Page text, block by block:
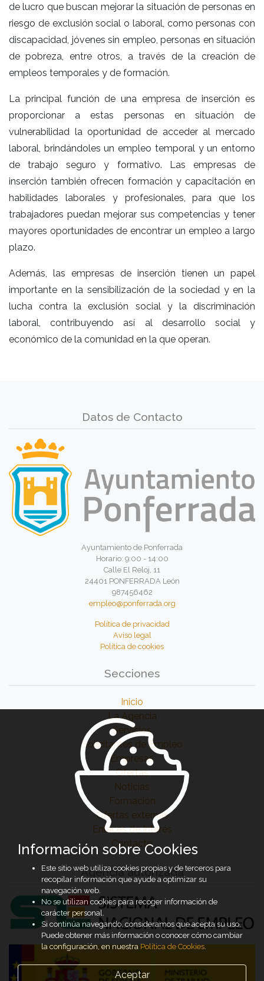
de lucro que buscan mejorar la situación de personas en
riesgo de exclusión social o laboral, como personas con
discapacidad, jóvenes sin empleo, personas en situación
de pobreza, entre otros, a través de la creación de
empleos temporales y de formación.
La principal función de una empresa de inserción es
proporcionar a estas personas en situación de
vulnerabilidad la oportunidad de acceder al mercado
laboral, brindándoles un empleo temporal y un entorno
de trabajo seguro y formativo. Las empresas de
inserción también ofrecen formación y capacitación en
habilidades laborales y profesionales, para que los
trabajadores puedan mejorar sus competencias y tener
mayores oportunidades de encontrar un empleo a largo
plazo.
Además, las empresas de inserción tienen un papel
importante en la sensibilización de la sociedad y en la
lucha contra la exclusión social y la discriminación
laboral, contribuyendo así al desarrollo social y
económico de la comunidad en la que operan.
Datos de Contacto
Ayuntamiento de Ponferrada
Horario: 9:00 - 14:00
Calle El Reloj, 11
24401 PONFERRADA León
987456462
empleo@ponferrada.org
Política de privacidad
Aviso legal
Política de cookies
Secciones
Inicio
La Agencia
Servicios
Solicitantes de Empleo
Empresas
Ofertas
Noticias
Formación
Ofertas externas
Enlaces de Interés
Contacto
Agencia autorizada
Información sobre Cookies
Este sitio web utiliza cookies propias y de terceros para
recopilar información que ayude a optimizar su
navegación web.
No se utilizan cookies para recoger información de
carácter personal.
Si continúa navegando, consideramos que acepta su uso.
Puede obtener más información o conocer cómo cambiar
la configuración, en nuestraPolítica de Cookies.
Aceptar